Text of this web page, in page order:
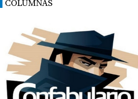
COLUMNAS